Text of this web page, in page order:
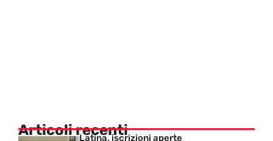
Articoli recentiLatina, iscrizioni aperte